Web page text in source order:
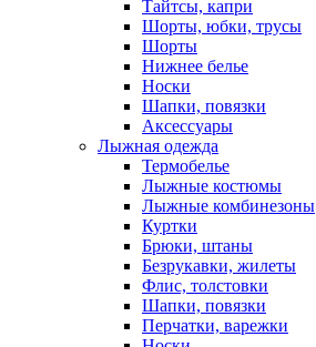
Тайтсы, капри
Шорты, юбки, трусы
Шорты
Нижнее белье
Носки
Шапки, повязки
Аксессуары
Лыжная одежда
Термобелье
Лыжные костюмы
Лыжные комбинезоны
Куртки
Брюки, штаны
Безрукавки, жилеты
Флис, толстовки
Шапки, повязки
Перчатки, варежки